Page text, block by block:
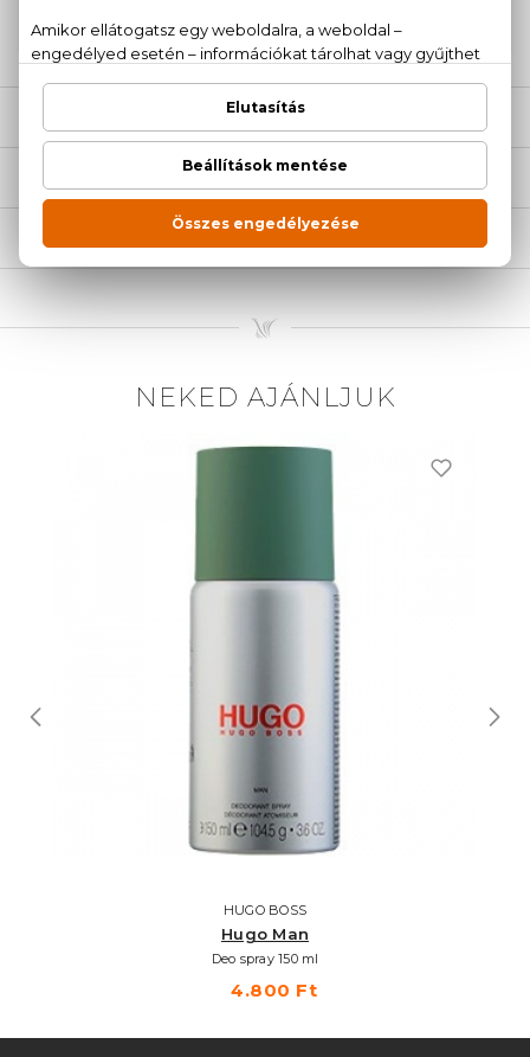
NEKED AJÁNLJUK
HUGO BOSS
Hugo Man
Deo spray 150 ml
4.800 Ft